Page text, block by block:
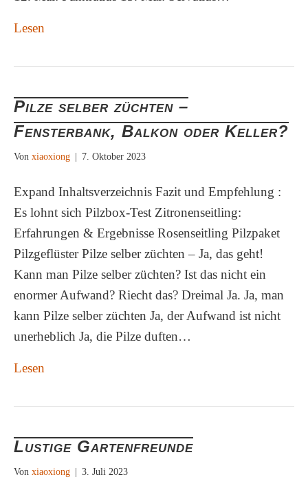
Lesen
Pilze selber züchten –
Fensterbank, Balkon oder Keller?
Von xiaoxiong 7. Oktober 2023
Expand Inhaltsverzeichnis Fazit und Empfehlung :
Es lohnt sich Pilzbox-Test Zitronenseitling:
Erfahrungen & Ergebnisse Rosenseitling Pilzpaket
Pilzgeflüster Pilze selber züchten – Ja, das geht!
Kann man Pilze selber züchten? Ist das nicht ein
enormer Aufwand? Riecht das? Dreimal Ja. Ja, man
kann Pilze selber züchten Ja, der Aufwand ist nicht
unerheblich Ja, die Pilze duften…
Lesen
Lustige Gartenfreunde
Von xiaoxiong 3. Juli 2023